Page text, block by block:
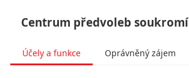
Centrum předvoleb soukromí
Účely a funkce Oprávněný zájem